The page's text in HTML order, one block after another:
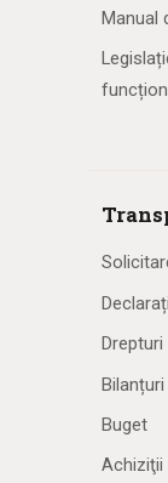
Manual
Drepturi
Buget
Achiziţii